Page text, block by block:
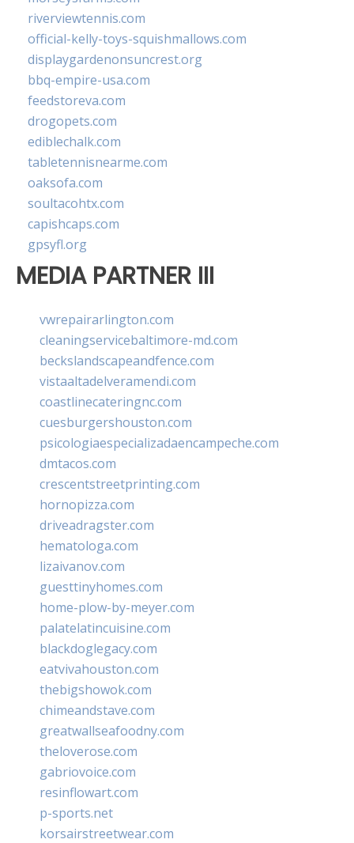
riverviewtennis.com
official-kelly-toys-squishmallows.com
displaygardenonsuncrest.org
bbq-empire-usa.com
feedstoreva.com
drogopets.com
ediblechalk.com
tabletennisnearme.com
oaksofa.com
soultacohtx.com
capishcaps.com
gpsyfl.org
MEDIA PARTNER III
vwrepairarlington.com
cleaningservicebaltimore-md.com
beckslandscapeandfence.com
vistaaltadelveramendi.com
coastlinecateringnc.com
cuesburgershouston.com
psicologiaespecializadaencampeche.com
dmtacos.com
crescentstreetprinting.com
hornopizza.com
driveadragster.com
hematologa.com
lizaivanov.com
guesttinyhomes.com
home-plow-by-meyer.com
palatelatincuisine.com
blackdoglegacy.com
eatvivahouston.com
thebigshowok.com
chimeandstave.com
greatwallseafoodny.com
theloverose.com
gabriovoice.com
resinflowart.com
p-sports.net
korsairstreetwear.com